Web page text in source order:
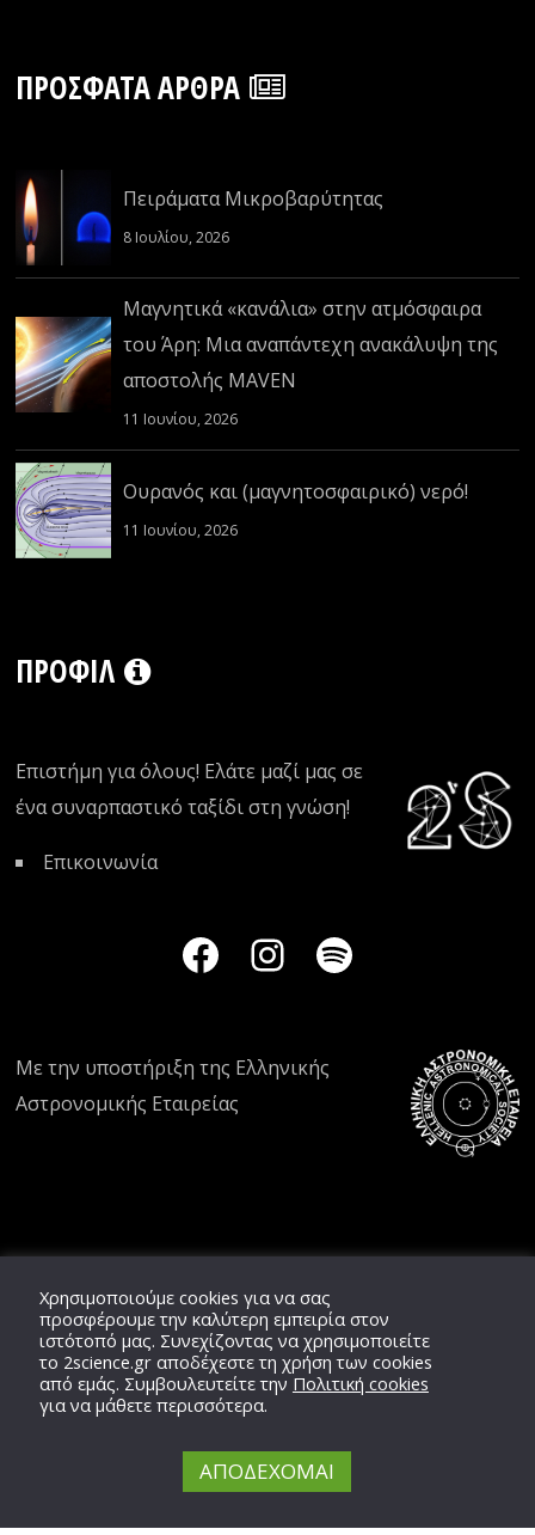
ΠΡΌΣΦΑΤΑ ΆΡΘΡΑ
Πειράματα Μικροβαρύτητας
8 Ιουλίου, 2026
Μαγνητικά «κανάλια» στην ατμόσφαιρα
του Άρη: Μια αναπάντεχη ανακάλυψη της
αποστολής MAVEN
11 Ιουνίου, 2026
Ουρανός και (μαγνητοσφαιρικό) νερό!
11 Ιουνίου, 2026
ΠΡΟΦΊΛ
Επιστήμη για όλους! Ελάτε μαζί μας σε
ένα συναρπαστικό ταξίδι στη γνώση!
Επικοινωνία
Με την υποστήριξη της Ελληνικής
Αστρονομικής Εταιρείας
Χρησιμοποιούμε cookies για να σας
προσφέρουμε την καλύτερη εμπειρία στον
ιστότοπό μας. Συνεχίζοντας να χρησιμοποιείτε
το 2science.grαποδέχεστε τη χρήση των cookies
από εμάς. Συμβουλευτείτε την Πολιτική cookies
για να μάθετε περισσότερα.
ΑΠΟΔΕΧΟΜΑΙ